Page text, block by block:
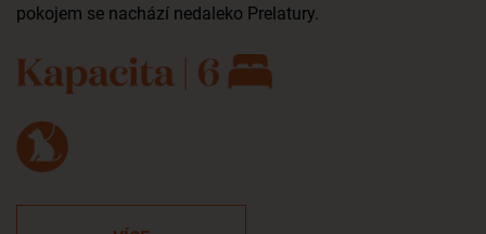
pokojem se nachází nedaleko Prelatury.